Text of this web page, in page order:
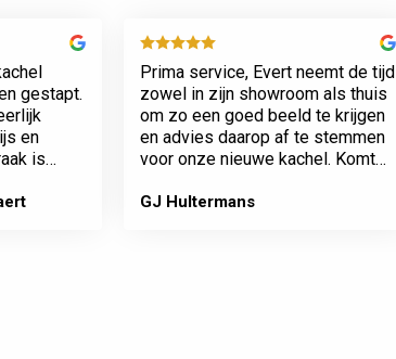
gestapt.
en
is
Prima service, Evert neemt de tijd
zowel in zijn showroom als thuis
om zo een goed beeld te krijgen
en advies daarop af te stemmen
voor onze nieuwe kachel. Komt
GJ Hultermans